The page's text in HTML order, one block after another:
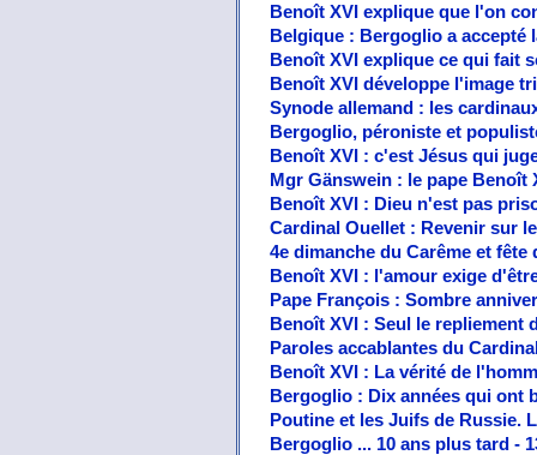
Benoît XVI explique que l'on
Belgique : Bergoglio a accepté
Benoît XVI explique ce qui fait
Benoît XVI développe l'image
Synode allemand : les
Bergoglio, péroniste et
Benoît XVI : c'est Jésus qui
Mgr Gänswein : le pape Benoît
Benoît XVI : Dieu n'est pas
Cardinal Ouellet : Revenir sur
4e dimanche du Carême et fête
Benoît XVI : l'amour exige
Pape François : Sombre
Benoît XVI : Seul le repliement
Paroles accablantes du
Benoît XVI : La vérité de
Bergoglio : Dix années qui ont
Poutine et les Juifs de Russie.
Bergoglio ... 10 ans plus tard -